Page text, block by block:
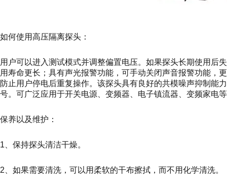
如何使用高压隔离探头：
用户可以进入测试模式并调整偏置电压。如果探头长期使用后
用寿命更长；具有声光报警功能，可手动关闭声音报警功能，
防止用户停电后重复操作。该探头具有良好的共模噪声抑制能
号。可广泛应用于开关电源、变频器、电子镇流器、变频家电
保养以及维护：
1、保持探头清洁干燥。
2、如果需要清洗，可以用柔软的干布擦拭，而不用化学清洗。